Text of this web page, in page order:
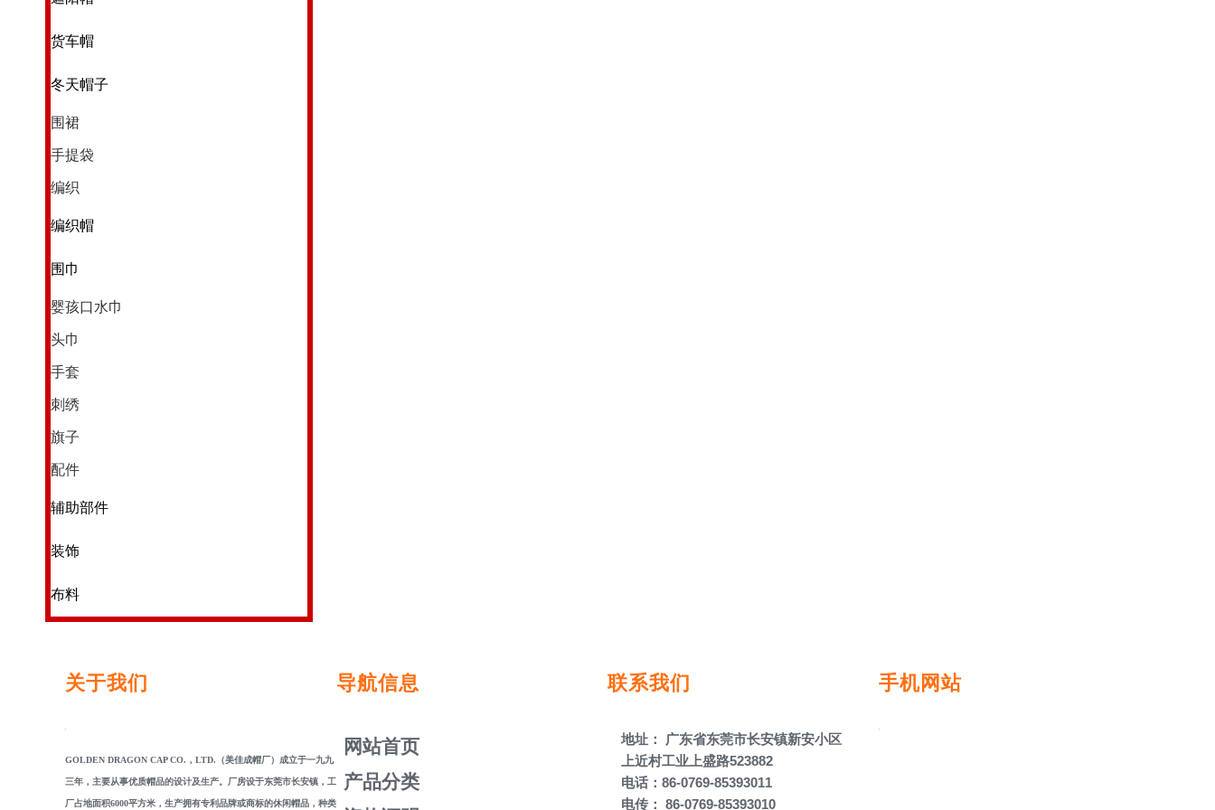
货车帽
冬天帽子
围裙
手提袋
编织
编织帽
围巾
婴孩口水巾
头巾
手套
刺绣
旗子
配件
辅助部件
装饰
布料
关于我们
GOLDEN DRAGON CAP CO.，LTD.（美佳成帽厂）成立于一九九
三年，主要从事优质帽品的设计及生产。厂房设于东莞市长安镇，工
厂占地面积6000平方米，生产拥有专利品牌或商标的休闲帽品，种类
导航信息
网站首页
产品分类
联系我们
地址： 广东省东莞市长安镇新安小区
上近村工业上盛路523882​​​​​​​
电话：86-0769-85393011 ​​​​​​​
电传： 86-0769-85393010
手机网站